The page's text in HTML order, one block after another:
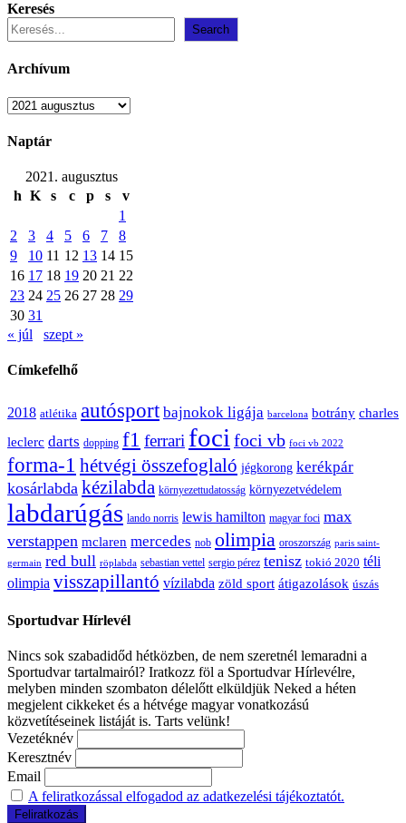
Keresés
Search
Archívum
Archívum
Naptár
2021. augusztus
h K s c p s
v
1
2
3 4 5 6 7
8
9
10 11 12 13 14 15
16 17 18 19 20 21 22
23 24 25 26 27 28 29
30 31
« júl
szept »
Címkefelhő
2018 atlétika autósport bajnokok ligája barcelona botrány charles
leclerc darts dopping f1 ferrari foci foci vb foci vb 2022
forma-1 hétvégi összefoglaló jégkorong kerékpár
kosárlabda kézilabda környezettudatosság környezetvédelem
labdarúgás lando norris lewis hamilton magyar foci max
verstappen mclaren mercedes nob olimpia oroszország paris saint-
germain red bull röplabda sebastian vettel sergio pérez tenisz tokió 2020 téli
olimpia visszapillantó vízilabda zöld sport átigazolások úszás
Sportudvar Hírlevél
Nincs sok szabadidőd hétközben, de nem szeretnél lemaradni a
Sportudvar tartalmairól? Iratkozz föl a Sportudvar Hírlevélre,
melyben minden szombaton délelőtt elküldjük Neked a héten
megjelent cikkeket és a hétvége magyar vonatkozású
közvetítéseinek listáját is. Tarts velünk!
Vezetéknév
Keresztnév
Email
A feliratkozással elfogadod az adatkezelési tájékoztatót.